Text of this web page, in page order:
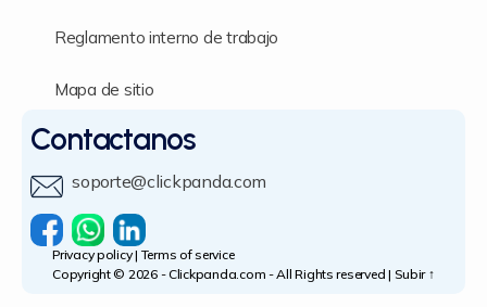
Reglamento interno de trabajo
Mapa de sitio
Privacy policy| Terms of service
Copyright © 2026 - Clickpanda.com - All Rights reserved | Subir ↑
Contactanos
soporte@clickpanda.com